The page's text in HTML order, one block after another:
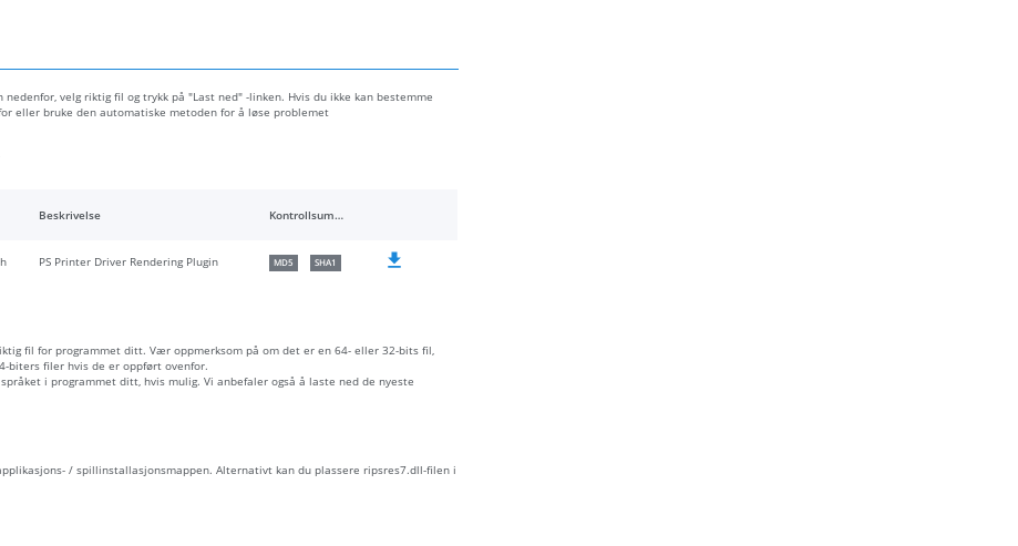
velg riktig fil og trykk på "Last ned" -linken. Hvis du ikke kan bestemme
eller bruke den automatiske metoden for å løse problemet
Beskrivelse Kontrollsummer
PS Printer Driver Rendering Plugin MD5 SHA1
fil for programmet ditt. Vær oppmerksom på om det er en 64- eller 32-bits fil,
biters filer hvis de er oppført ovenfor.
i programmet ditt, hvis mulig. Vi anbefaler også å laste ned de nyeste
/ spillinstallasjonsmappen. Alternativt kan du plassere ripsres7.dll-filen i